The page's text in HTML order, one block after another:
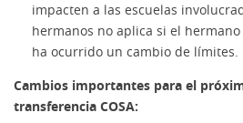
impacten a las escuelas
hermanos no aplica si el
ha ocurrido un cambio de límites.
Cambios importantes para el
transferencia COSA: